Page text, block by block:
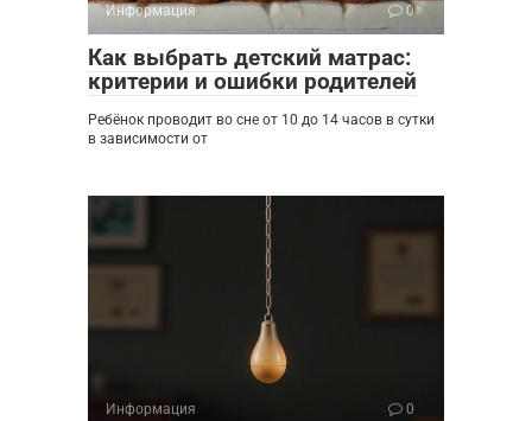
Информация 0
Как выбрать детский матрас:
критерии и ошибки родителей
Ребёнок проводит во сне от 10 до 14 часов в сутки
в зависимости от
Информация 0